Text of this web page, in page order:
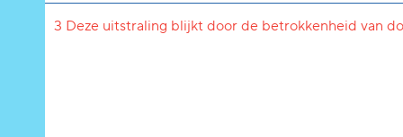
3 Deze uitstraling blijkt door de betrokkenheid van